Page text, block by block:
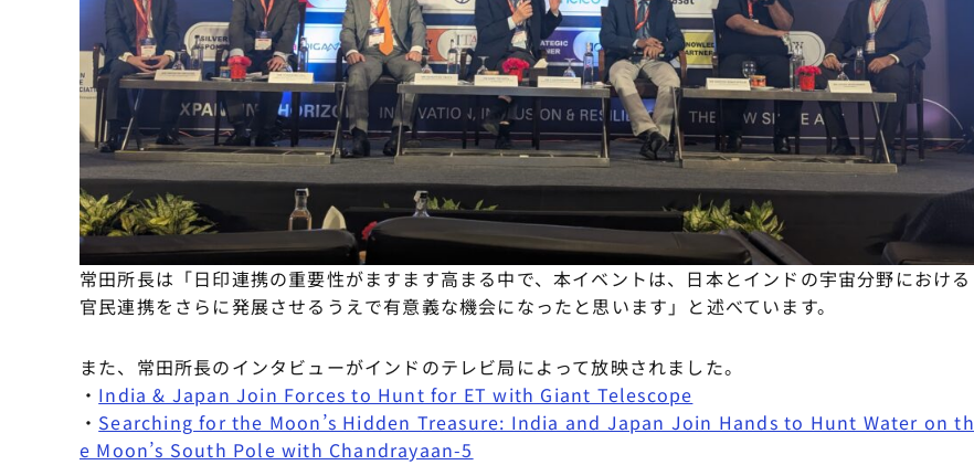
常田所長は「日印連携の重要性がますます高まる中で、本イベントは、日本とインドの宇宙分野における
官民連携をさらに発展させるうえで有意義な機会になったと思います」と述べています。
また、常田所長のインタビューがインドのテレビ局によって放映されました。
・ India & Japan Join Forces to Hunt for ET with Giant Telescope
・ Searching for the Moon’s Hidden Treasure: India and Japan Join Hands to Hunt Water on th
e Moon’s South Pole with Chandrayaan-5